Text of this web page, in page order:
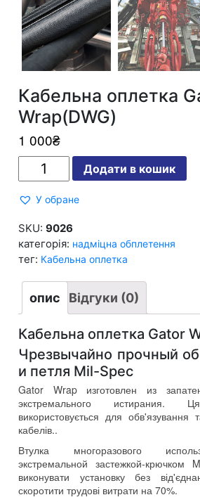
Кабельна оплетка
Wrap(DWG)
1 000₴
Gator
кількість
Додати в кошик
У обране
SKU:9026
категорія: надміцна обплетення
тег: Кабельна оплетка
опис Відгуки (0)
Кабельна оплетка Gator
Чрезвычайно прочный
и петля Mil-Spec
Gator Wrap изготовлен из
экстремального истирания. Ця
використовується для обв'язування
кабелів..
Втулка многоразового
экстремальной застежкой-крючком
виконувати установку без
скоротити трудові витрати на 70%.